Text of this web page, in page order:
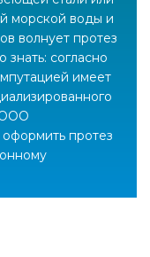
морской воды и
волнует протез
согласно
имеет
ООО
протез